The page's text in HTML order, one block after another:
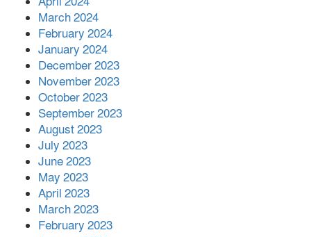
March 2024
February 2024
January 2024
December 2023
November 2023
October 2023
September 2023
August 2023
July 2023
June 2023
May 2023
April 2023
March 2023
February 2023